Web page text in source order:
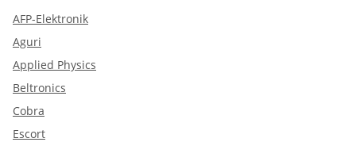
AFP-Elektronik
Aguri
Applied Physics
Beltronics
Cobra
Escort